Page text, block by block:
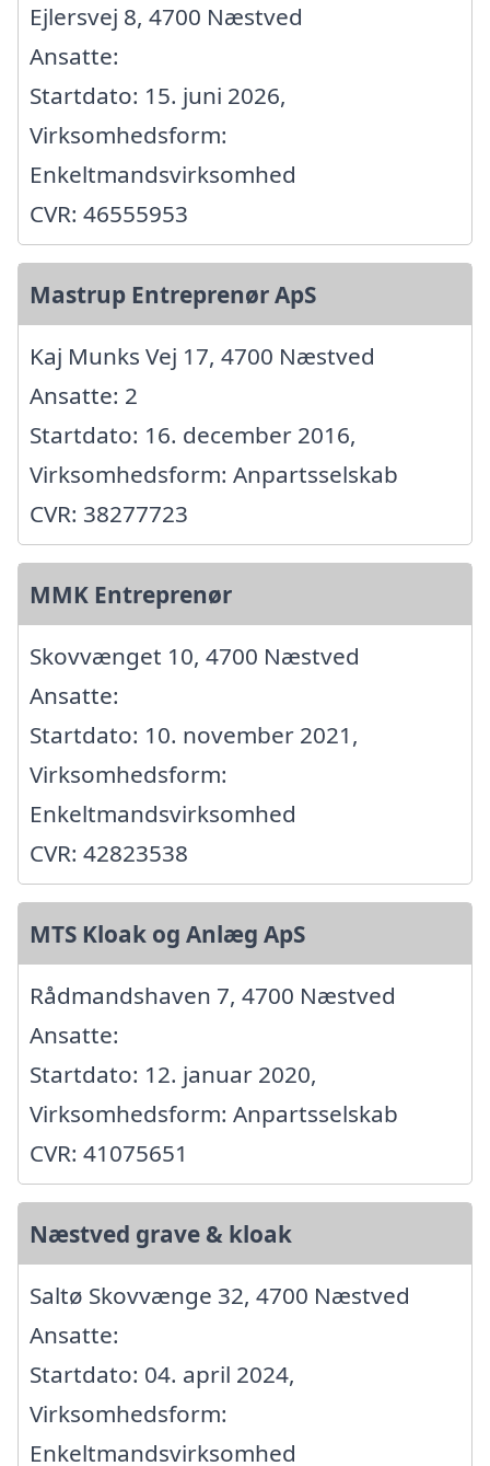
Ejlersvej 8, 4700 Næstved
Ansatte:
Startdato: 15. juni 2026,
Virksomhedsform:
Enkeltmandsvirksomhed
CVR: 46555953
Mastrup Entreprenør ApS
Kaj Munks Vej 17, 4700 Næstved
Ansatte: 2
Startdato: 16. december 2016,
Virksomhedsform: Anpartsselskab
CVR: 38277723
MMK Entreprenør
Skovvænget 10, 4700 Næstved
Ansatte:
Startdato: 10. november 2021,
Virksomhedsform:
Enkeltmandsvirksomhed
CVR: 42823538
MTS Kloak og Anlæg ApS
Rådmandshaven 7, 4700 Næstved
Ansatte:
Startdato: 12. januar 2020,
Virksomhedsform: Anpartsselskab
CVR: 41075651
Næstved grave & kloak
Saltø Skovvænge 32, 4700 Næstved
Ansatte:
Startdato: 04. april 2024,
Virksomhedsform:
Enkeltmandsvirksomhed